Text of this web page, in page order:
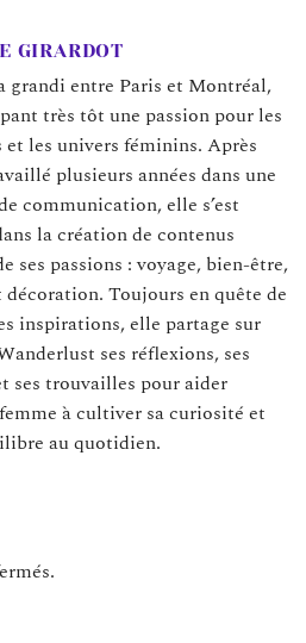
GIRARDOT
grandi entre Paris et Montréal,
très tôt une passion pour les
les univers féminins. Après
plusieurs années dans une
communication, elle s’est
la création de contenus
ses passions : voyage, bien-être,
décoration. Toujours en quête de
inspirations, elle partage sur
ses réflexions, ses
ses trouvailles pour aider
à cultiver sa curiosité et
au quotidien.